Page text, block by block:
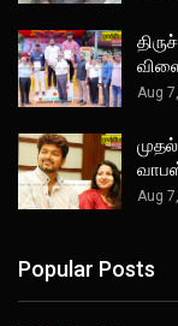
Aug
Aug
Popular Posts